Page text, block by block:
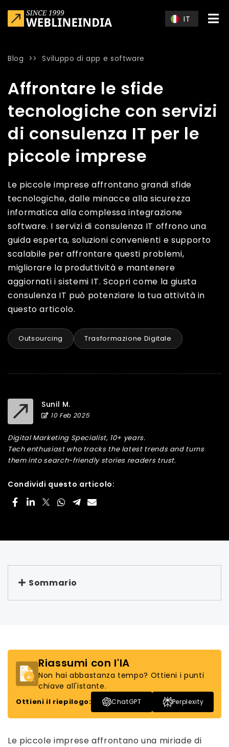
IT
Blog >>Sviluppo di app e software
Affrontare le sfide
tecnologiche con servizi
di consulenza IT per le
piccole imprese
Le piccole imprese affrontano grandi sfide
tecnologiche, dalle minacce alla sicurezza
informatica alla complessa integrazione
software. I servizi di consulenza IT offrono una
guida esperta, soluzioni convenienti e supporto
scalabile per affrontare questi problemi,
migliorare la produttività e mantenere
aggiornati i sistemi IT. Scopri come la giusta
consulenza IT può potenziare la tua attività in
questo articolo.
Outsourcing Trasformazione Digitale
Sunil M.
10 Feb 2025
Digital Marketing Specialist, 10+ years.
Tech enthusiast who tracks the latest trends and turns
them into search-friendly stories readers trust.
Condividi questo articolo:
Sommario
Riassumi con l'IA
Non hai abbastanza tempo? Ottieni i punti
chiave all'istante.
Ottieni il riepilogo: ChatGPT Perplexity
Le piccole imprese affrontano una miriade di